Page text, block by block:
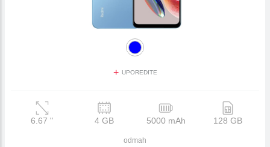
+ UPOREDITE
6.67" 4 GB 5000 mAh 128 GB
odmah